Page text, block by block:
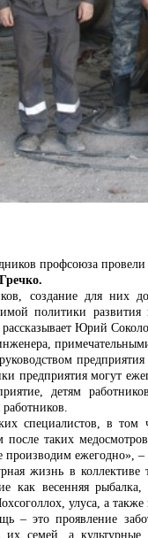
профсоюза
создание для них
политики
Юрий
предприятия могут
детям
специалистов, в том
таких
производим ежегодно»,
жизнь в
как весенняя
улуса, а
– это проявление
семей, а